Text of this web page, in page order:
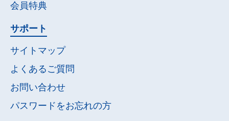
会員特典
サポート
サイトマップ
よくあるご質問
お問い合わせ
パスワードをお忘れの方